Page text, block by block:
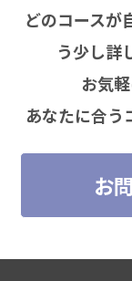
どのコースが
う少し詳
お気
あなたに合う
お